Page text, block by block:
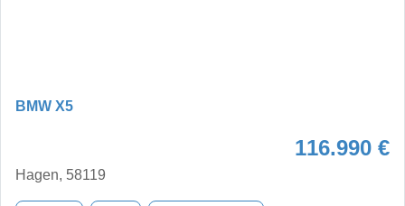
BMW X5
116.990 €
Hagen, 58119